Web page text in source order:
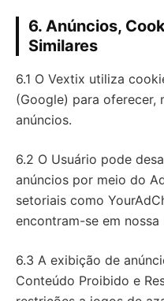
6. Anúncios,
Similares
6.1 O Vextix utiliza
(Google) para oferecer,
anúncios.
6.2 O Usuário pode
anúncios por meio do
setoriais como
encontram-se em
6.3 A exibição de
Conteúdo Proibido e